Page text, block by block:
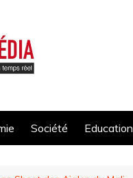
Société Education